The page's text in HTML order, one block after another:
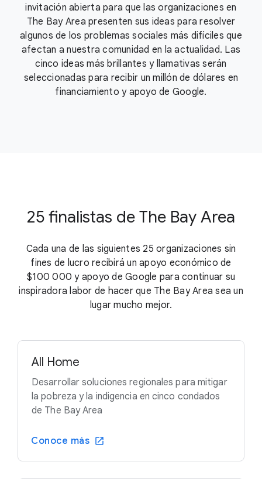
invitación abierta para que las organizaciones en
The Bay Area presenten sus ideas para resolver
algunos de los problemas sociales más difíciles que
afectan a nuestra comunidad en la actualidad. Las
cinco ideas más brillantes y llamativas serán
seleccionadas para recibir un millón de dólares en
financiamiento y apoyo de Google.
25 finalistas de The Bay Area
Cada una de las siguientes 25 organizaciones sin
fines de lucro recibirá un apoyo económico de
$100 000 y apoyo de Google para continuar su
inspiradora labor de hacer que The Bay Area sea un
lugar mucho mejor.
All Home
Desarrollar soluciones regionales para mitigar
la pobreza y la indigencia en cinco condados
de The Bay Area
Conoce más